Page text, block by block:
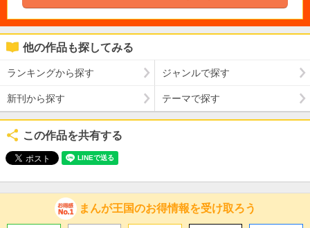
他の作品も探してみる
ランキングから探す ジャンルで探す
新刊から探す テーマで探す
この作品を共有する
まんが王国のお得情報を受け取ろう